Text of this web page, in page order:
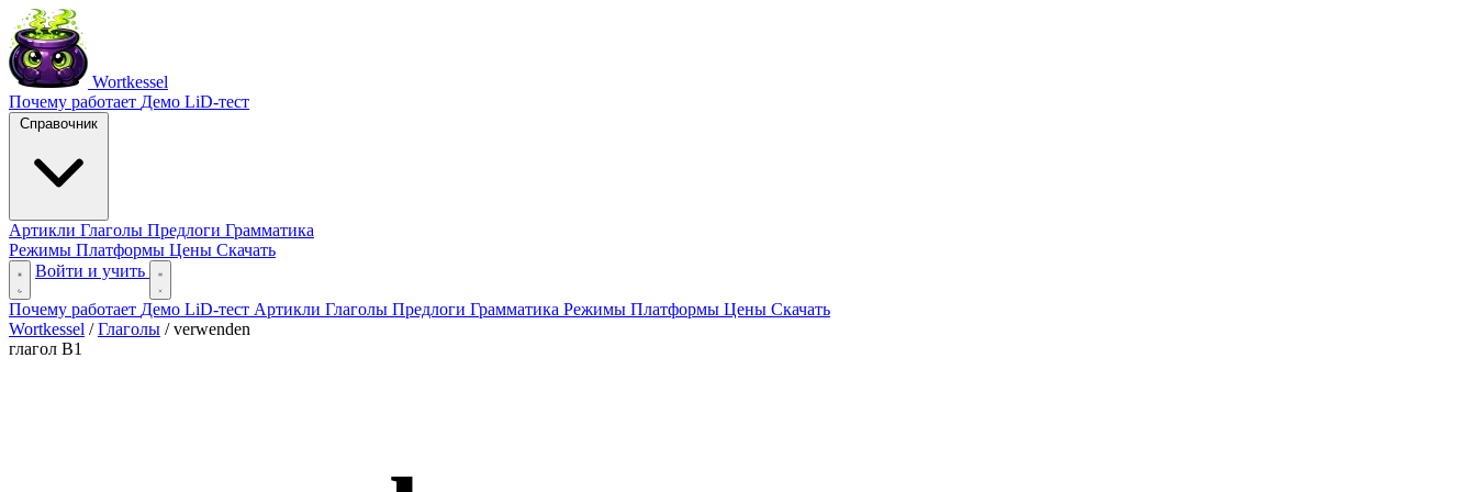
Wortkessel
Почему работает Демо LiD-тест
Справочник
Артикли Глаголы Предлоги Грамматика
Режимы Платформы Цены Скачать
Войти и учить
Почему работает Демо LiD-тест Артикли Глаголы Предлоги Грамматика Режимы Платформы Цены Скачать
Wortkessel / Глаголы / verwenden
глагол B1